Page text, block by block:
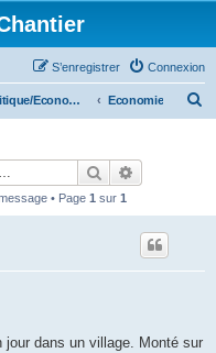
Connexion
S’enregistrer
Politique/Economie/Societé/Droits de l'homme Economie
Rechercher
• Page 1 sur 1
jour dans un village. Monté sur